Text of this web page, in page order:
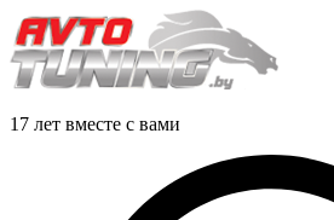
17 лет вместе с вами